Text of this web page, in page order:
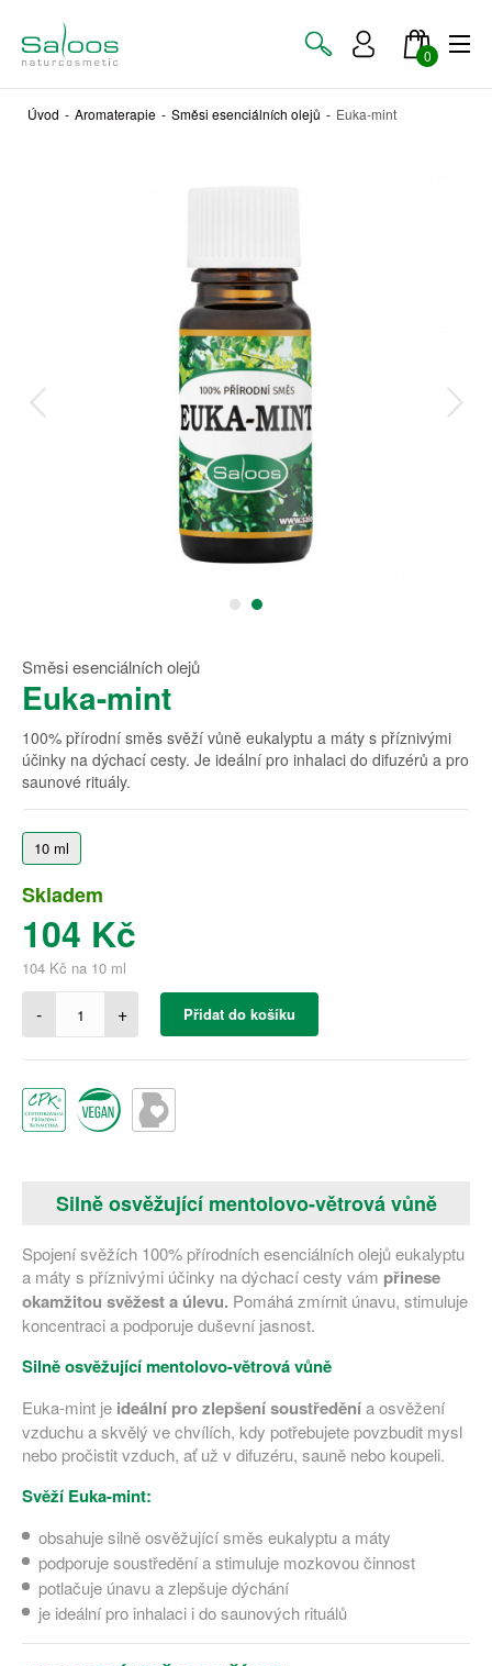
0
Úvod - Aromaterapie - Směsi esenciálních olejů - Euka-mint
Směsi esenciálních olejů
Euka-mint
100% přírodní směs svěží vůně eukalyptu a máty s příznivými
účinky na dýchací cesty. Je ideální pro inhalaci do difuzérů a pro
saunové rituály.
10 ml
Skladem
104 Kč
104 Kč na 10 ml
- + Přidat do košíku
Silně osvěžující mentolovo-větrová vůně
Spojení svěžích 100% přírodních esenciálních olejů eukalyptu
a máty s příznivými účinky na dýchací cesty vám přinese
okamžitou svěžest a úlevu. Pomáhá zmírnit únavu, stimuluje
koncentraci a podporuje duševní jasnost.
Silně osvěžující mentolovo-větrová vůně
Euka-mint je ideální pro zlepšení soustředěnía osvěžení
vzduchu a skvělý ve chvílích, kdy potřebujete povzbudit mysl
nebo pročistit vzduch, ať už v difuzéru, sauně nebo koupeli.
Svěží Euka-mint:
obsahuje silně osvěžující směs eukalyptu a máty
podporuje soustředění a stimuluje mozkovou činnost
potlačuje únavu a zlepšuje dýchání
je ideální pro inhalaci i do saunových rituálů